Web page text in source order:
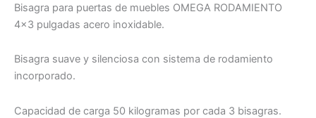
Bisagra para puertas de muebles OMEGA RODAMIENTO
4×3 pulgadas acero inoxidable.
Bisagra suave y silenciosa con sistema de rodamiento
incorporado.
Capacidad de carga 50 kilogramas por cada 3 bisagras.